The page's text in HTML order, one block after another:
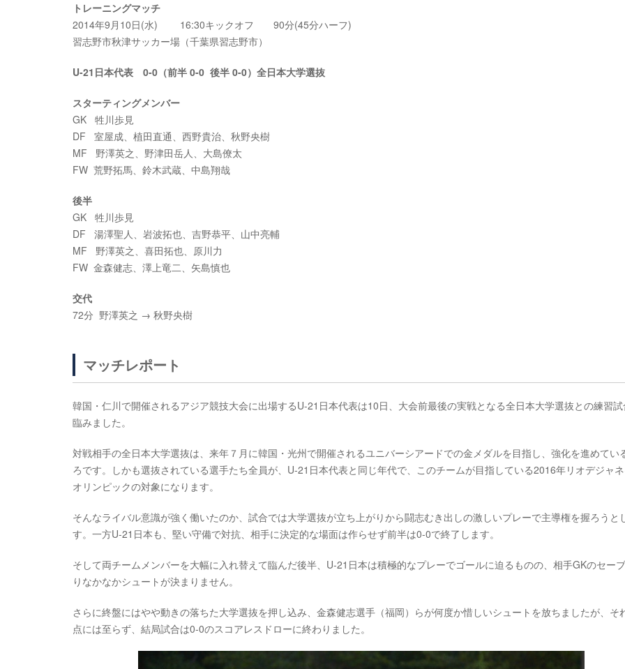
トレーニングマッチ
2014年9月10日(水) 16:30キックオフ 90分(45分ハーフ)
習志野市秋津サッカー場（千葉県習志野市）
U-21日本代表 0-0（前半 0-0 後半 0-0）全日本大学選抜
スターティングメンバー
GK 牲川歩見
DF 室屋成、植田直通、西野貴治、秋野央樹
MF 野澤英之、野津田岳人、大島僚太
FW 荒野拓馬、鈴木武蔵、中島翔哉
後半
GK 牲川歩見
DF 湯澤聖人、岩波拓也、吉野恭平、山中亮輔
MF 野澤英之、喜田拓也、原川力
FW 金森健志、澤上竜二、矢島慎也
交代
72分 野澤英之 → 秋野央樹
マッチレポート
韓国・仁川で開催されるアジア競技大会に出場するU-21日本代表は10日、大会前最後の実戦となる全日本大学選抜との練習試
臨みました。
対戦相手の全日本大学選抜は、来年７月に韓国・光州で開催されるユニバーシアードでの金メダルを目指し、強化を進めてい
ろです。しかも選抜されている選手たち全員が、U-21日本代表と同じ年代で、このチームが目指している2016年リオデジャ
オリンピックの対象になります。
そんなライバル意識が強く働いたのか、試合では大学選抜が立ち上がりから闘志むき出しの激しいプレーで主導権を握ろうと
す。一方U-21日本も、堅い守備で対抗、相手に決定的な場面は作らせず前半は0-0で終了します。
そして両チームメンバーを大幅に入れ替えて臨んだ後半、U-21日本は積極的なプレーでゴールに迫るものの、相手GKのセー
りなかなかシュートが決まりません。
さらに終盤にはやや動きの落ちた大学選抜を押し込み、金森健志選手（福岡）らが何度か惜しいシュートを放ちましたが、そ
点には至らず、結局試合は0-0のスコアレスドローに終わりました。